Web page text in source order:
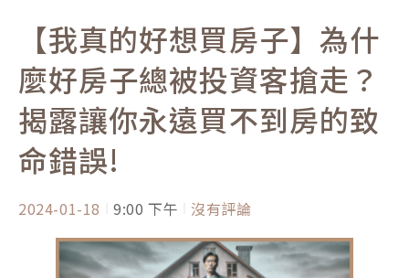
【我真的好想買房子】為什
麼好房子總被投資客搶走？
揭露讓你永遠買不到房的致
命錯誤!
2024-01-18 9:00 下午 沒有評論